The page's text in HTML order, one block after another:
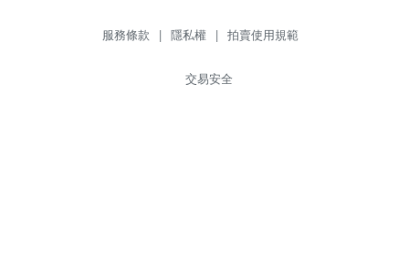
服務條款 | 隱私權 | 拍賣使用規範
交易安全